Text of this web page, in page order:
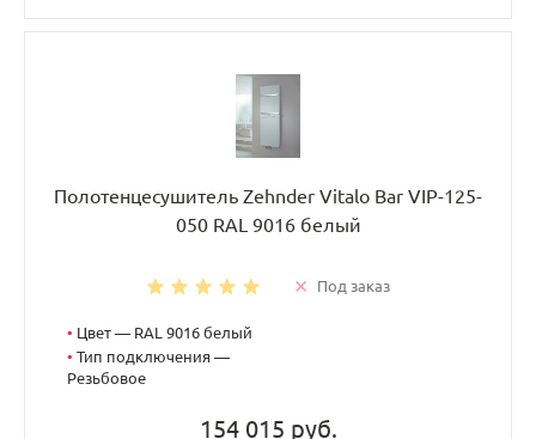
Полотенцесушитель Zehnder Vitalo Bar VIP-125-
050 RAL 9016 белый
Под заказ
• Цвет — RAL 9016 белый
• Тип подключения —
Резьбовое
154 015 руб.